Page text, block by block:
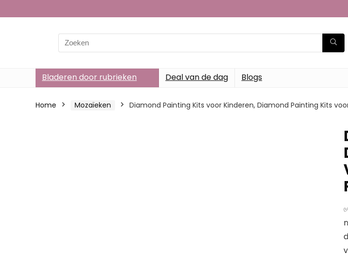
Search
for:
Bladeren door rubrieken Deal van de dag Blogs
Home Mozaïeken Diamond Painting Kits voor Kinderen, Diamond Painting Kits